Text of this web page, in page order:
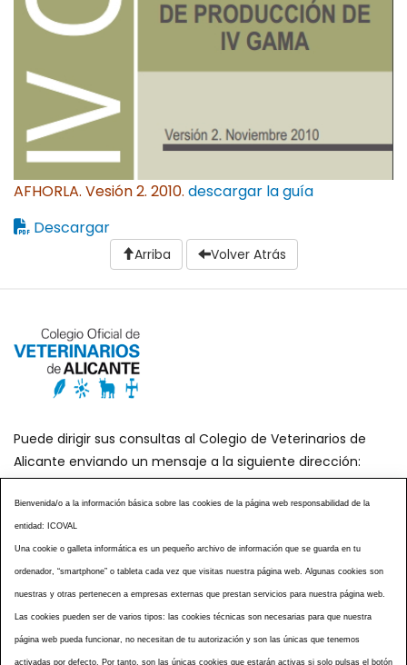
AFHORLA. Vesión 2. 2010. descargar la guía
Descargar
Arriba Volver Atrás
Puede dirigir sus consultas al Colegio de Veterinarios de
Alicante enviando un mensaje a la siguiente dirección:
secretaria@icoval.org
¿SABÍAS QUÉ?
TABLÓN ANUNCIOS
CURSOS Y EVENTOS
TÉRMINOS Y CONDICIONES
ESPECIAL COVID 19
HISTORIA DE LA PROFESIÓN VETERINARIA ALICANTINA
Bienvenida/o a la información básica sobre las cookies de la página web responsabilidad de la
entidad: ICOVAL
Una cookie o galleta informática es un pequeño archivo de información que se guarda en tu
ordenador, “smartphone” o tableta cada vez que visitas nuestra página web. Algunas cookies son
nuestras y otras pertenecen a empresas externas que prestan servicios para nuestra página web.
Las cookies pueden ser de varios tipos: las cookies técnicas son necesarias para que nuestra
página web pueda funcionar, no necesitan de tu autorización y son las únicas que tenemos
activadas por defecto. Por tanto, son las únicas cookies que estarán activas si solo pulsas el botón